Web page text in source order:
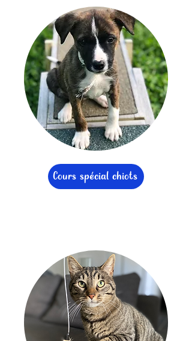
Cours spécial chiots